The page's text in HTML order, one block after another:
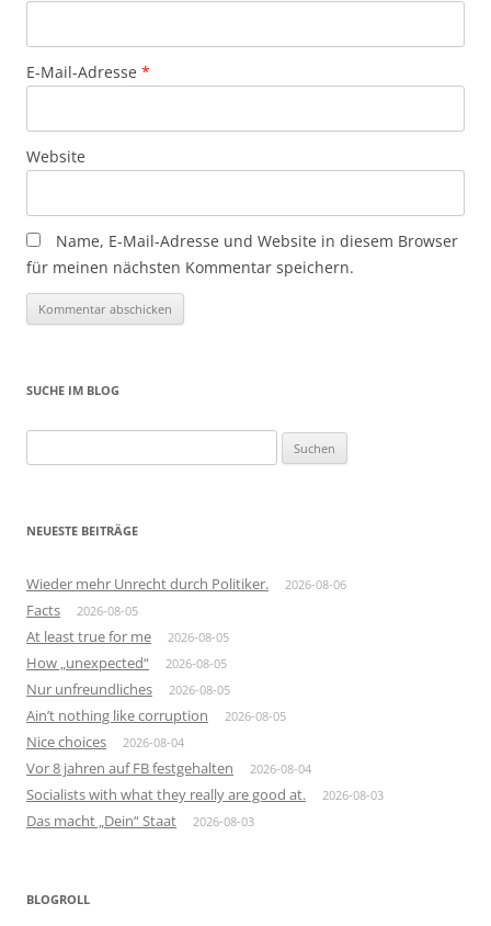
E-Mail-Adresse *
Website
Name, E-Mail-Adresse und Website in diesem Browser
für meinen nächsten Kommentar speichern.
SUCHE IM BLOG
nach:
NEUESTE BEITRÄGE
Wieder mehr Unrecht durch Politiker. 2026-08-06
Facts 2026-08-05
At least true for me 2026-08-05
How „unexpected“ 2026-08-05
Nur unfreundliches 2026-08-05
Ain’t nothing like corruption 2026-08-05
Nice choices 2026-08-04
Vor 8 jahren auf FB festgehalten 2026-08-04
Socialists with what they really are good at. 2026-08-03
Das macht „Dein“ Staat 2026-08-03
BLOGROLL